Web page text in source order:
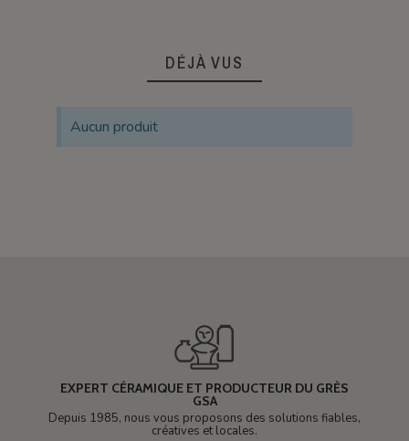
DÉJÀ VUS
Aucun produit
EXPERT CÉRAMIQUE ET PRODUCTEUR DU GRÈS
GSA
Depuis 1985, nous vous proposons des solutions fiables,
créatives et locales.